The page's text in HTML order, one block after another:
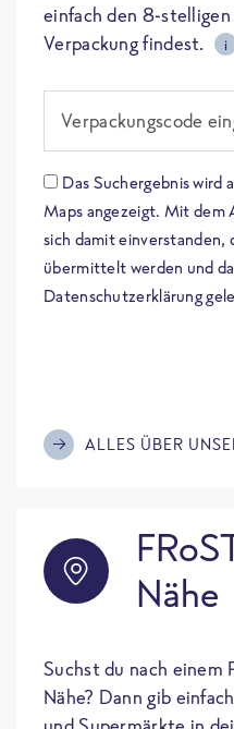
einfach den 8-
Verpackung findest.
i
Verpackungscode
Das Suchergebnis wird
Maps angezeigt. Mit dem
sich damit einverstanden,
übermittelt werden und
Datenschutzerklärung
ALLES ÜBER
Nähe
Suchst du nach einem
Nähe? Dann gib